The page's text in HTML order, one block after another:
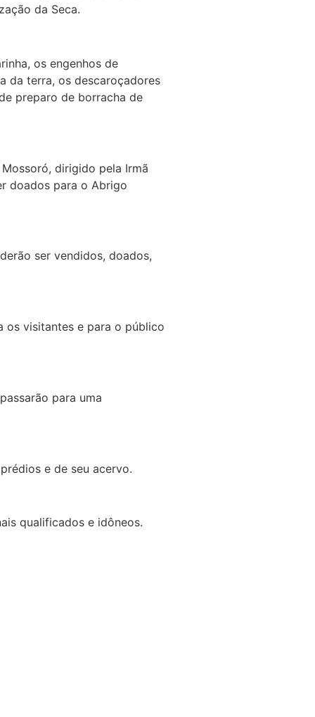
da Seca.
os engenhos de
da terra, os descaroçadores
preparo de borracha de
dirigido pela Irmã
doados para o Abrigo
ser vendidos, doados,
os visitantes e para o público
para uma
e de seu acervo.
qualificados e idôneos.